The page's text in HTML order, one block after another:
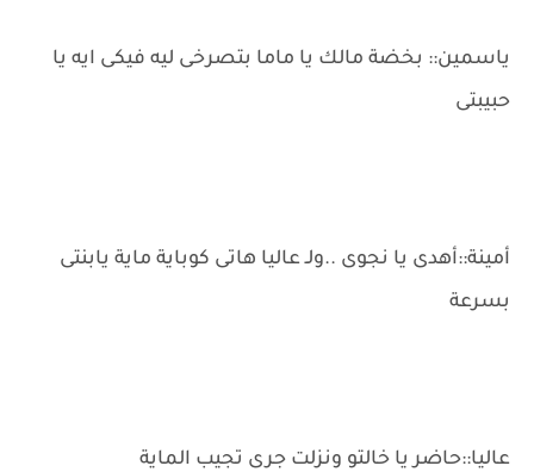
ياسمين:: بخضة مالك يا ماما بتصرخى ليه فيكى ايه يا
حبيبتى
أمينة::أهدى يا نجوى ..ولـ عاليا هاتى كوباية ماية يابنتى
بسرعة
عاليا::حاضر يا خالتو ونزلت جرى تجيب الماية